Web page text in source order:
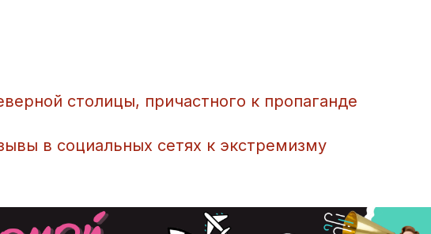
столицы, причастного к пропаганде
в социальных сетях к экстремизму